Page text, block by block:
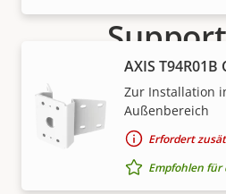
AXIS
Zur Installation
Außenbereich
Erfordert
Empfohlen für
Benötigen Sie Informationen
Software oder Hilfe von